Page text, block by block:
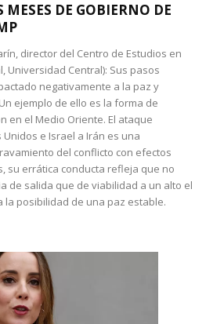
MESES DE GOBIERNO DE
director del Centro de Estudios en
Universidad Central): Sus pasos
negativamente a la paz y
ejemplo de ello es la forma de
en el Medio Oriente. El ataque
e Israel a Irán es una
del conflicto con efectos
su errática conducta refleja que no
de salida que de viabilidad a un alto el
la posibilidad de una paz estable.